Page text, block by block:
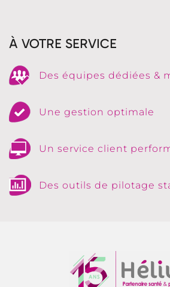
À VOTRE SERVICE
Des équipes dédiées &
Une gestion optimale
Un service client
Des outils de pilotage